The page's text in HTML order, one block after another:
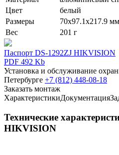
Цвет
белый
Размеры
70х97.1х217.9 мм
Вес
201 г
Паспорт DS-1292ZJ HIKVISION
PDF 492 Kb
Установка и обслуживание
Петербурге +7 (812) 448-08-18
Заказать монтаж
ХарактеристикиДокументация
Технические
HIKVISION